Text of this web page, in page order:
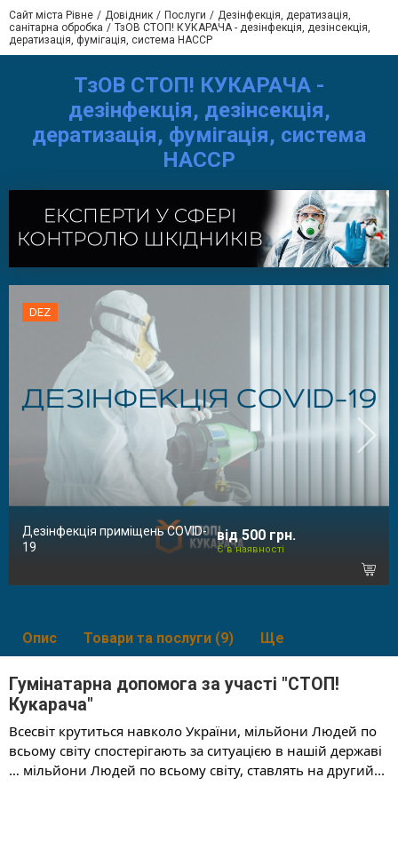
Сайт міста Рівне Довідник Послуги
Дезінфекція, дератизація,
санітарна обробка
ТзОВ СТОП! КУКАРАЧА - дезінфекція, дезінсекція,
дератизація, фумігація, система HACCP
ТзОВ СТОП! КУКАРАЧА -
дезінфекція, дезінсекція,
дератизація, фумігація, система
HACCP
DEZ
Дезінфекція приміщень COVID-
19
від 500 грн.
Є в наявності
Опис Товари та послуги (9) Ще
Гумінатарна допомога за участі "СТОП!
Кукарача"
Всесвіт крутиться навколо України, мільйони Людей по
всьому світу спостерігають за ситуацією в нашій державі
… мільйони Людей по всьому світу, ставлять на другий...